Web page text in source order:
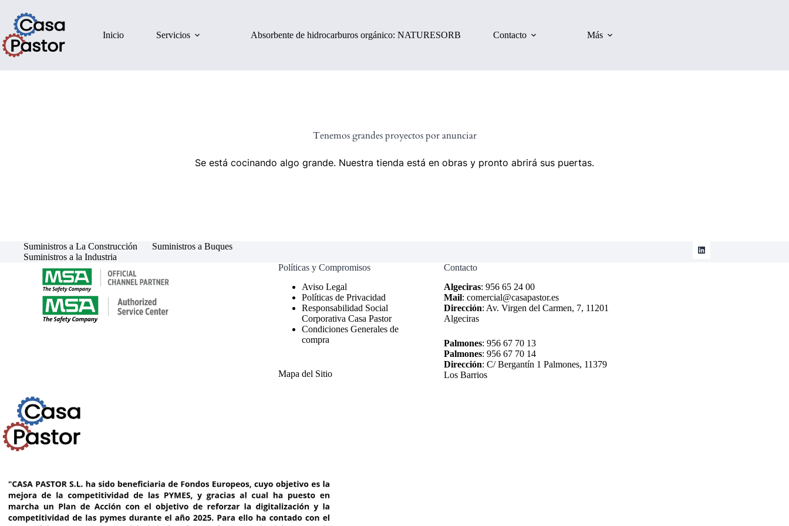
Inicio Servicios Absorbente de hidrocarburos orgánico: NATURESORB Contacto Más
Tenemos grandes proyectos por anunciar
Se está cocinando algo grande. Nuestra tienda está en obras y pronto abrirá sus puertas.
Suministros a La Construcción
Suministros a Buques
Suministros a la Industria
Políticas y Compromisos
Políticas de Privacidad
Responsabilidad Social
Corporativa Casa Pastor
Condiciones Generales de
compra
Mapa del Sitio
Contacto
Algeciras: 956 65 24 00
Mail: comercial@casapastor.es
Dirección: Av. Virgen del Carmen, 7, 11201
Algeciras
Palmones: 956 67 70 13
Palmones: 956 67 70 14
Dirección: C/ Bergantín 1 Palmones, 11379
Los Barrios